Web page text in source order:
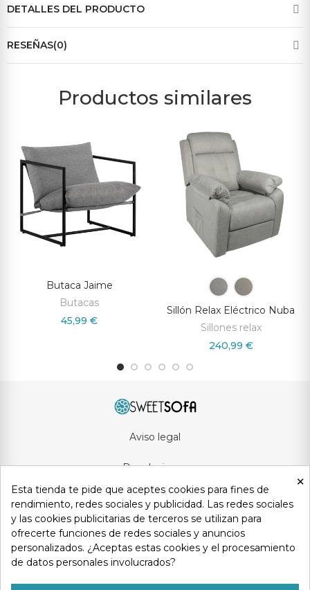
DETALLES DEL PRODUCTO
RESEÑAS(0)
Productos similares
Butaca Jaime
Butacas
45,99 €
Sillón Relax Eléctrico Nuba
Sillones relax
240,99 €
Aviso legal
Devoluciones
Condiciones generales
Privacidad y protección de datos
Política de cookies
×
Esta tienda te pide que aceptes cookies para fines de
rendimiento, redes sociales y publicidad. Las redes sociales
y las cookies publicitarias de terceros se utilizan para
ofrecerte funciones de redes sociales y anuncios
personalizados. ¿Aceptas estas cookies y el procesamiento
de datos personales involucrados?